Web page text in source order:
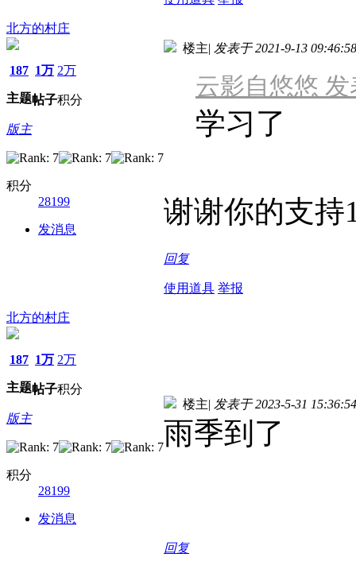
北方的村庄
187
主题
1万
帖子
2万
积分
版主
积分
28199
发消息
楼主| 发表于 2021-9-13 09:46:58
云影自悠悠 发
学习了
谢谢你的支持
回复
使用道具 举报
北方的村庄
187
主题
1万
帖子
2万
积分
版主
积分
28199
发消息
楼主| 发表于 2023-5-31 15:36:54
雨季到了
回复